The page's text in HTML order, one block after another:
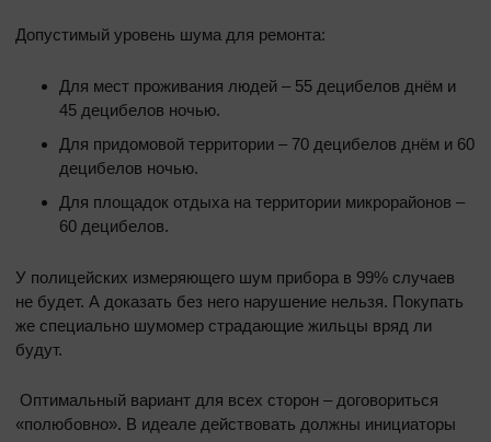
Допустимый уровень шума для ремонта:
Для мест проживания людей – 55 децибелов днём и
45 децибелов ночью.
Для придомовой территории – 70 децибелов днём и 60
децибелов ночью.
Для площадок отдыха на территории микрорайонов –
60 децибелов.
У полицейских измеряющего шум прибора в 99% случаев
не будет. А доказать без него нарушение нельзя. Покупать
же специально шумомер страдающие жильцы вряд ли
будут.
Оптимальный вариант для всех сторон – договориться
«полюбовно». В идеале действовать должны инициаторы